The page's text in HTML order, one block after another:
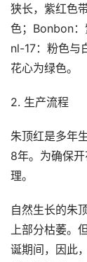
狭长，紫红色
色；Bonbon：
nl-17：粉色与
花心为绿色。
2. 生产流程
朱顶红是多年
8年。为确保
理。
自然生长的朱
上部分枯萎。
诞期间，因此